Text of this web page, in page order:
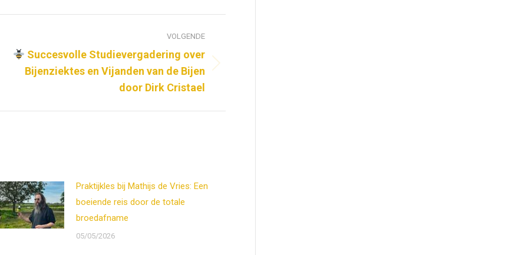
VOLGENDE
Volgend
Succesvolle Studievergadering over
Bijenziektes en Vijanden van de Bijen
door Dirk Cristael
Praktijkles bij Mathijs de Vries: Een
boeiende reis door de totale
broedafname
05/05/2026